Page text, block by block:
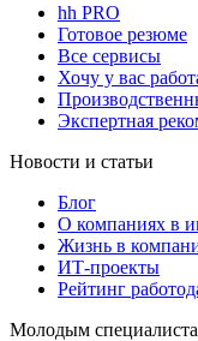
hh PRO
Готовое резюме
Все сервисы
Хочу у вас
Экспертная
Новости и статьи
Блог
О компаниях в
Жизнь в
ИТ-проекты
Рейтинг
Молодым